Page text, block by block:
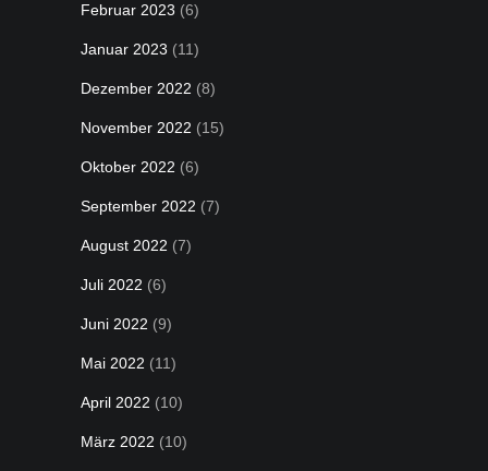
Februar 2023 (6)
Januar 2023 (11)
Dezember 2022 (8)
November 2022 (15)
Oktober 2022 (6)
September 2022 (7)
August 2022 (7)
Juli 2022 (6)
Juni 2022 (9)
Mai 2022 (11)
April 2022 (10)
März 2022 (10)